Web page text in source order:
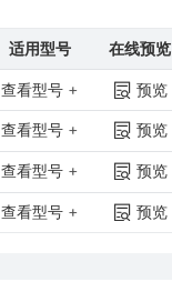
适用型号 在线预览
查看型号 预览
查看型号 预览
查看型号 预览
查看型号 预览